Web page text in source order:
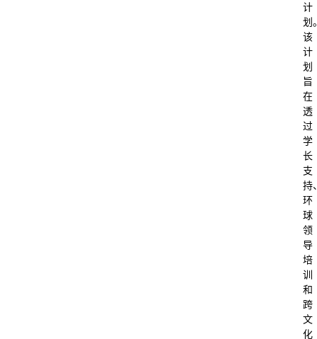
计
划
该
计
划
旨
在
透
过
学
长
支
持
环
球
领
导
培
训
和
跨
文
化